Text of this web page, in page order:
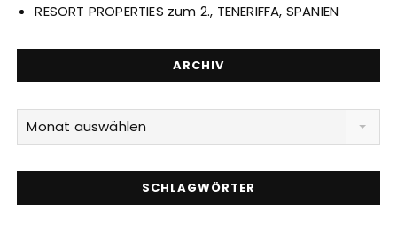
RESORT PROPERTIES zum 2., TENERIFFA, SPANIEN
ARCHIV
Archiv
Monat auswählen
SCHLAGWÖRTER